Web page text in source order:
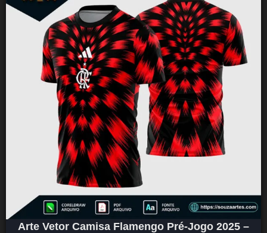
Arte Vetor Camisa Flamengo Pré-Jogo 2025 –